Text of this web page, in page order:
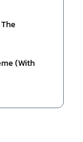
(With